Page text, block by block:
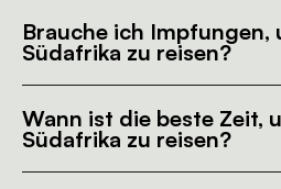
Brauche ich Impfungen,
Südafrika zu reisen?
Wann ist die beste Zeit,
Südafrika zu reisen?